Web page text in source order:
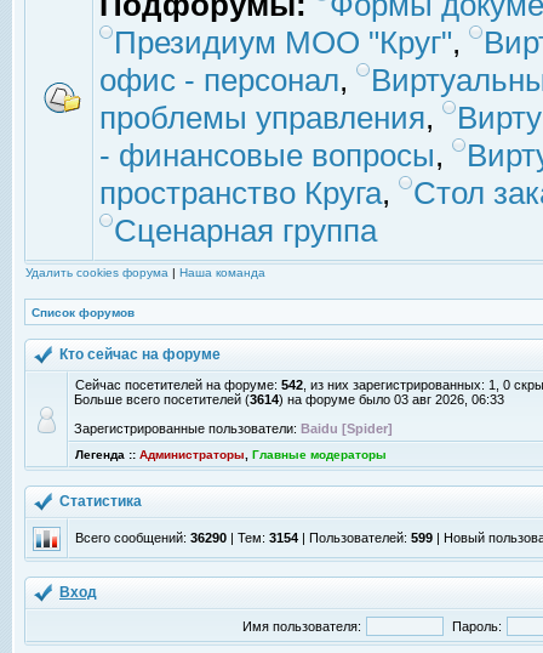
Президиум МОО "Круг",
офис - персонал,
проблемы управления,
- финансовые вопросы,
пространство Круга,
Стол
Сценарная группа
Удалить cookies форума | Наша команда
Список форумов
Кто сейчас на форуме
Сейчас посетителей на форуме: 542 , из них зарегистрированных: 1, 0
Больше всего посетителей (3614) на форуме было 03 авг 2026, 06:33
Зарегистрированные пользователи: Baidu [Spider]
Легенда :: Администраторы Главные модераторы
Статистика
Всего сообщений: 36290 | Тем: 3154 | Пользователей: 599 | Новый
Вход
Имя пользователя: Пароль: